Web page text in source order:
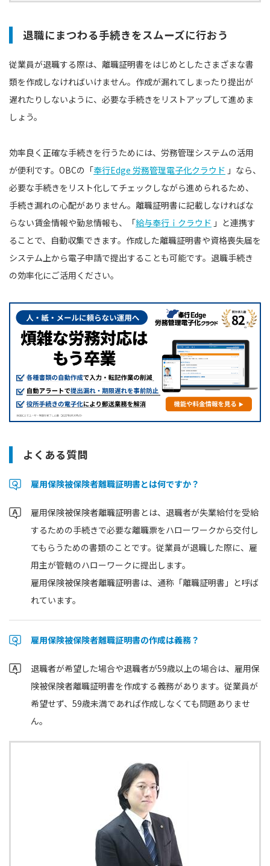
退職にまつわる手続きをスムーズに行おう
従業員が退職する際は、離職証明書をはじめとしたさまざまな書
類を作成しなければいけません。作成が漏れてしまったり提出が
遅れたりしないように、必要な手続きをリストアップして進めま
しょう。
効率良く正確な手続きを行うためには、労務管理システムの活用
が便利です。OBCの「奉行Edge 労務管理電子化クラウド 」なら、
必要な手続きをリスト化してチェックしながら進められるため、
手続き漏れの心配がありません。離職証明書に記載しなければな
らない賃金情報や勤怠情報も、「給与奉行ｉクラウド 」と連携す
ることで、自動収集できます。作成した離職証明書や資格喪失届を
システム上から電子申請で提出することも可能です。退職手続き
の効率化にご活用ください。
よくある質問
雇用保険被保険者離職証明書とは何ですか？
雇用保険被保険者離職証明書とは、退職者が失業給付を受給
するための手続きで必要な離職票をハローワークから交付し
てもらうための書類のことです。従業員が退職した際に、雇
用主が管轄のハローワークに提出します。
雇用保険被保険者離職証明書は、通称「離職証明書」と呼ば
れています。
雇用保険被保険者離職証明書の作成は義務？
退職者が希望した場合や退職者が59歳以上の場合は、雇用保
険被保険者離職証明書を作成する義務があります。従業員が
希望せず、59歳未満であれば作成しなくても問題ありませ
ん。